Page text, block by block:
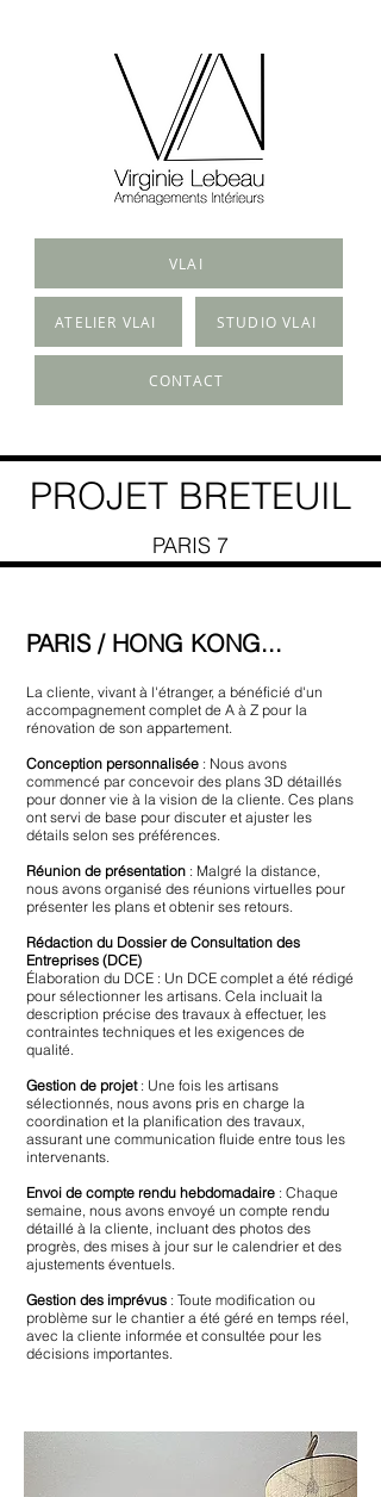
VLAI
ATELIER VLAI STUDIO VLAI
CONTACT
PROJET BRETEUIL
PARIS 7
PARIS / HONG KONG...
La cliente, vivant à l'étranger, a bénéficié d'un
accompagnement complet de A à Z pour la
rénovation de son appartement.
Conception personnalisée : Nous avons
commencé par concevoir des plans 3D détaillés
pour donner vie à la vision de la cliente. Ces plans
ont servi de base pour discuter et ajuster les
détails selon ses préférences.
Réunion de présentation : Malgré la distance,
nous avons organisé des réunions virtuelles pour
présenter les plans et obtenir ses retours.
Rédaction du Dossier de Consultation des
Entreprises (DCE)
Élaboration du DCE : Un DCE complet a été rédigé
pour sélectionner les artisans. Cela incluait la
description précise des travaux à effectuer, les
contraintes techniques et les exigences de
qualité.
Gestion de projet: Une fois les artisans
sélectionnés, nous avons pris en charge la
coordination et la planification des travaux,
assurant une communication fluide entre tous les
intervenants.
Envoi de compte rendu hebdomadaire : Chaque
semaine, nous avons envoyé un compte rendu
détaillé à la cliente, incluant des photos des
progrès, des mises à jour sur le calendrier et des
ajustements éventuels.
Gestion des imprévus : Toute modification ou
problème sur le chantier a été géré en temps réel,
avec la cliente informée et consultée pour les
décisions importantes.